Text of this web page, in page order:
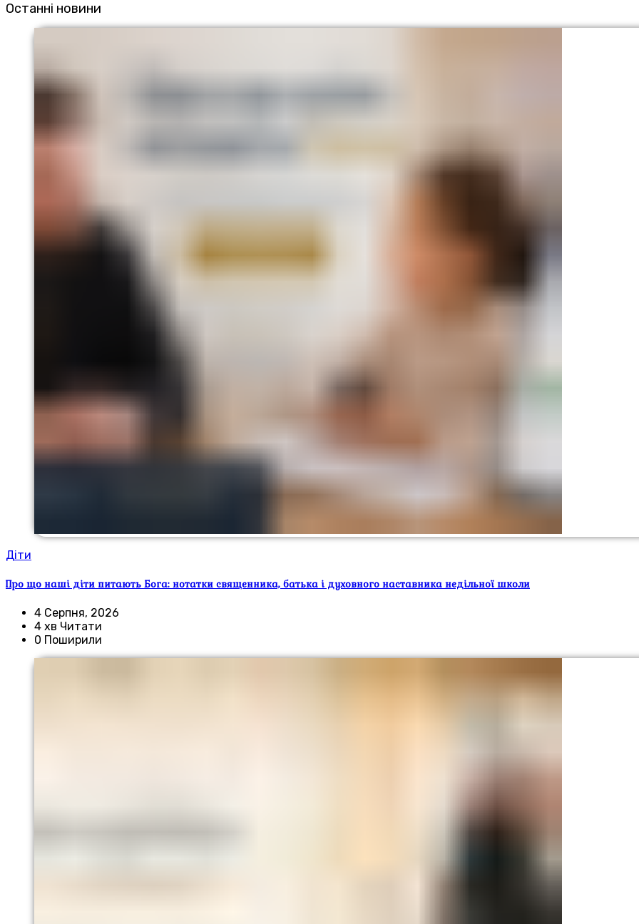
Останні новини
Діти
Про що наші діти питають Бога: нотатки священника, батька і духовного наставника недільної школи
4 Серпня, 2026
4 хв Читати
0 Поширили